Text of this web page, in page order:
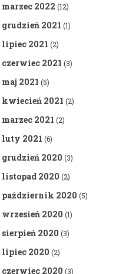
marzec 2022 (12)
grudzień 2021 (1)
lipiec 2021 (2)
czerwiec 2021 (3)
maj 2021 (5)
kwiecień 2021 (2)
marzec 2021 (2)
luty 2021 (6)
grudzień 2020 (3)
listopad 2020 (2)
październik 2020 (5)
wrzesień 2020 (1)
sierpień 2020 (3)
lipiec 2020 (2)
czerwiec 2020 (3)